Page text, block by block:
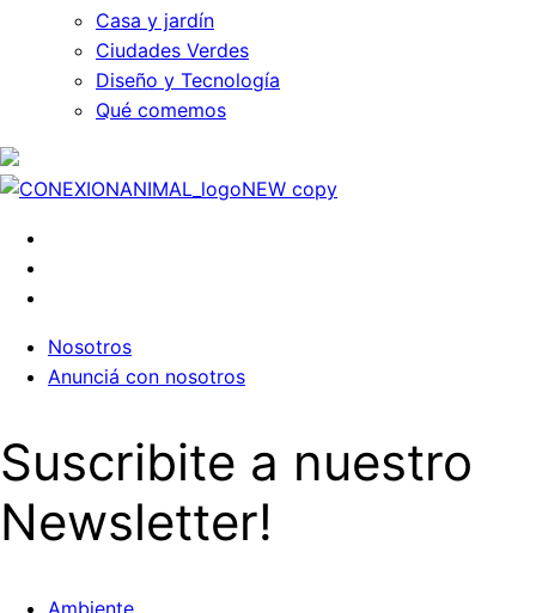
Casa y jardín
Ciudades Verdes
Diseño y Tecnología
Qué comemos
Nosotros
Anunciá con nosotros
Suscribite a nuestro
Newsletter!